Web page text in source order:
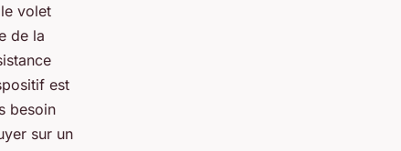
volet
de la
est
besoin
sur un